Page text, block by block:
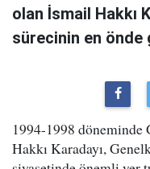
olan İsmail Hakkı
sürecinin en önde
1994-1998 döneminde
Hakkı Karadayı,